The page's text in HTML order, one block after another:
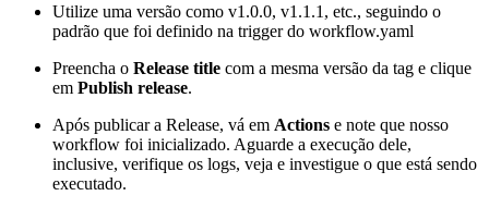
Utilize uma versão como v1.0.0, v1.1.1, etc., seguindo o
padrão que foi definido na trigger do workflow.yaml
Preencha o Release title com a mesma versão da tag e clique
em Publish release.
Após publicar a Release, vá em Actions e note que nosso
workflow foi inicializado. Aguarde a execução dele,
inclusive, verifique os logs, veja e investigue o que está sendo
executado.